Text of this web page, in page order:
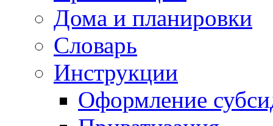
Дома и планировки
Словарь
Инструкции
Оформление